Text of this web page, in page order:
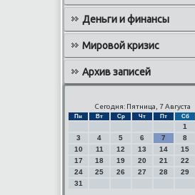
Деньги и финансы
Мировой кризис
Архив записей
Сегодня: Пятница, 7 Августа
Пн Вт Ср Чт Пт Сб
1
3
4 5 6 7 8
10
11 12 13 14 15
17
18 19 20 21 22
24
25 26 27 28 29
31